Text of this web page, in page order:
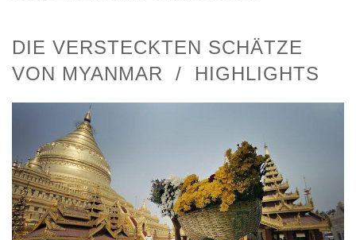
DIE VERSTECKTEN SCHÄTZE
VON MYANMAR / HIGHLIGHTS